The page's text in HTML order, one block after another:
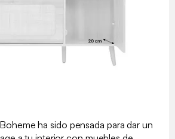
ha sido pensada para dar un